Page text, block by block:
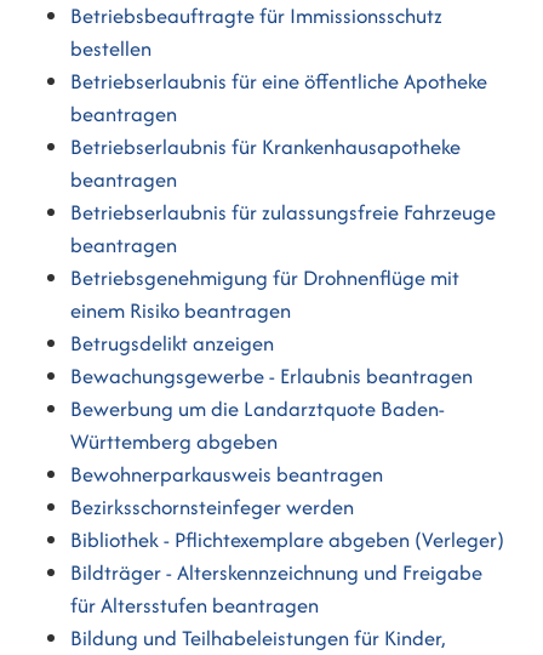
Betriebsbeauftragte für Immissionsschutz
bestellen
Betriebserlaubnis für eine öffentliche Apotheke
beantragen
Betriebserlaubnis für Krankenhausapotheke
beantragen
Betriebserlaubnis für zulassungsfreie Fahrzeuge
beantragen
Betriebsgenehmigung für Drohnenflüge mit
einem Risiko beantragen
Betrugsdelikt anzeigen
Bewachungsgewerbe - Erlaubnis beantragen
Bewerbung um die Landarztquote Baden-
Württemberg abgeben
Bewohnerparkausweis beantragen
Bezirksschornsteinfeger werden
Bibliothek - Pflichtexemplare abgeben (Verleger)
Bildträger - Alterskennzeichnung und Freigabe
für Altersstufen beantragen
Bildung und Teilhabeleistungen für Kinder,